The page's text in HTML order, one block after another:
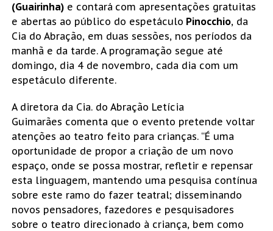
(Guairinha)e contará com apresentações gratuitas
e abertas ao público do espetáculo Pinocchio, da
Cia do Abração, em duas sessões, nos períodos da
manhã e da tarde. A programação segue até
domingo, dia 4 de novembro, cada dia com um
espetáculo diferente.
A diretora da Cia. do Abração Letícia
Guimarães comenta que o evento pretende voltar
atenções ao teatro feito para crianças. “É uma
oportunidade de propor a criação de um novo
espaço, onde se possa mostrar, refletir e repensar
esta linguagem, mantendo uma pesquisa contínua
sobre este ramo do fazer teatral; disseminando
novos pensadores, fazedores e pesquisadores
sobre o teatro direcionado à criança, bem como